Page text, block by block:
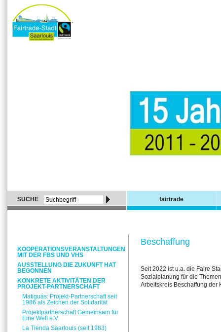
SUCHE fairtrade
Beschaffung
Seit 2022 ist u.a. die Faire
Sozialplanung für die
Arbeitskreis Beschaffung der
KOOPERATIONSVERANSTALTUNGEN
MIT DER FBS UND VHS
AUSSTELLUNG DIE ZUKUNFT HAT
BEGONNEN
KONKRETE AKTIVITÄTEN DER
PROJEKT-PARTNERSCHAFT
Matiguás: Projekt-Partnerschaft seit
1986 als Zeichen der Solidarität
Projektpartnerschaft Gemeinsam für
Eine Welt e.V.
La Tienda Saarlouis (seit 1983)